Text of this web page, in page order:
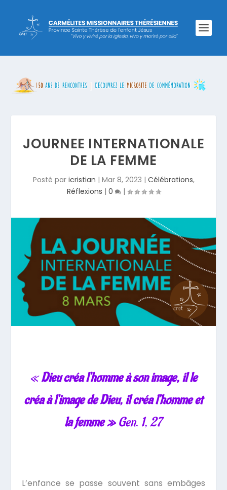
JOURNEE INTERNATIONALE
DE LA FEMME
Posté par icristian | Mar 8, 2023 | Célébrations,
Réflexions | 0 |
«Dieu créa l’homme à son image, il le
créa à l’image de Dieu,il créa l’homme et
la femme »Gen. 1, 27
L’enfance se passe souvent sans embâges